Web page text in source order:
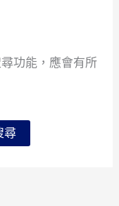
功能，應會有所